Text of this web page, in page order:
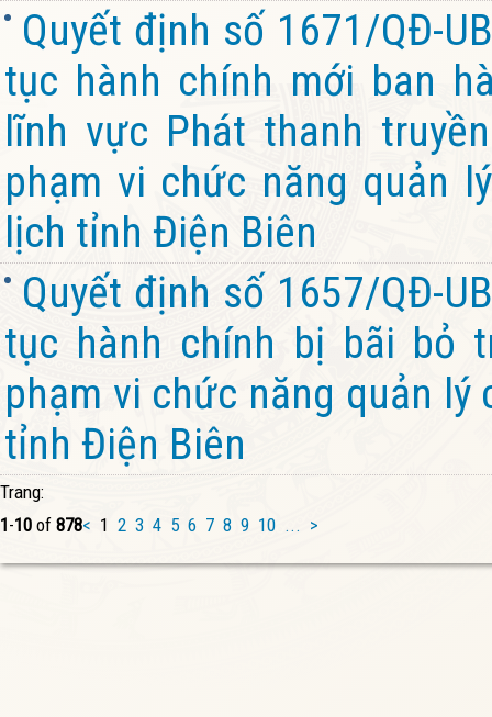
Quyết định số 1671/QĐ-
tục hành chính mới ban
lĩnh vực Phát thanh
phạm vi chức năng quản
lịch tỉnh Điện Biên
Quyết định số 1657/QĐ-
tục hành chính bị bãi bỏ
phạm vi chức năng quản
tỉnh Điện Biên
Trang:
1-10 of 878< 1 2 3 4 5 6 7 8 9 10 ... >